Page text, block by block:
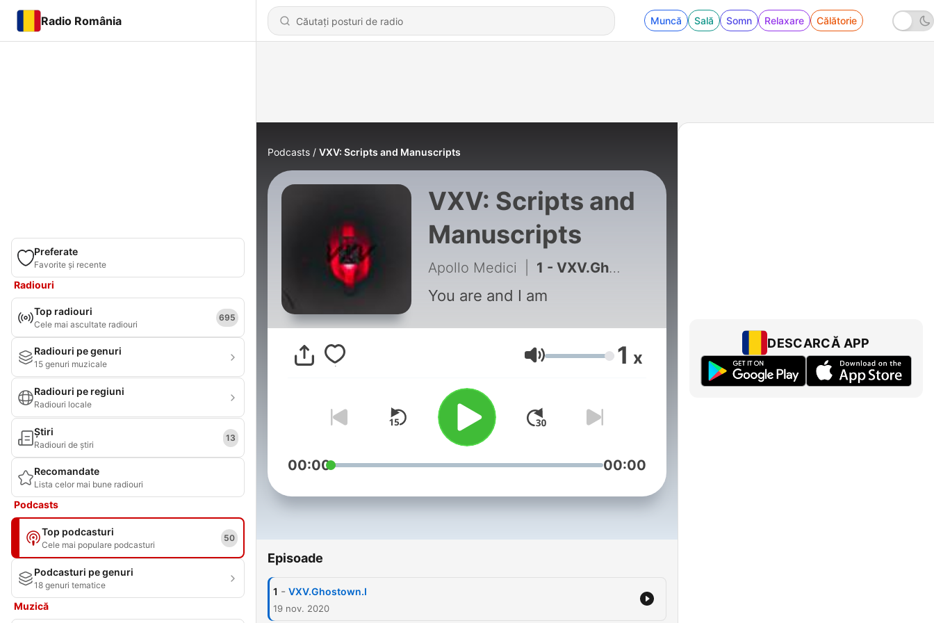
Radio România Muncă Sală Somn Relaxare Călătorie
Preferate
Favorite și recente
Radiouri
Top radiouri
Cele mai ascultate radiouri
695
Radiouri pe genuri
15 genuri muzicale
Radiouri pe regiuni
Radiouri locale
Știri
Radiouri de știri
13
Recomandate
Lista celor mai bune radiouri
Podcasts
Top podcasturi
Cele mai populare podcasturi
50
Podcasturi pe genuri
18 genuri tematice
Muzică
Podcasts VXV: Scripts and Manuscripts
VXV: Scripts and
Manuscripts
Apollo Medici 1 - VXV.Ghostown.I
You are and I am
Volum 1 x
00:00 00:00
Episoade
1 - VXV.Ghostown.I
19 nov. 2020
DESCARCĂ APP